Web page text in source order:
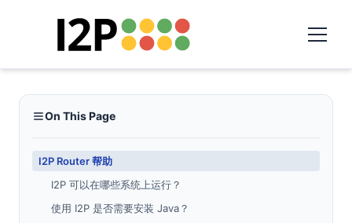
On This Page
I2P Router 帮助
I2P 可以在哪些系统上运行？
使用 I2P 是否需要安装 Java？